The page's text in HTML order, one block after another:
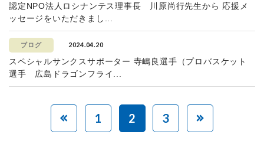
認定NPO法人ロシナンテス理事長 川原尚行先生から 応援メ
ッセージをいただきまし...
ブログ 2024.04.20
スペシャルサンクスサポーター 寺嶋良選手（プロバスケット
選手 広島ドラゴンフライ...
1 2 3